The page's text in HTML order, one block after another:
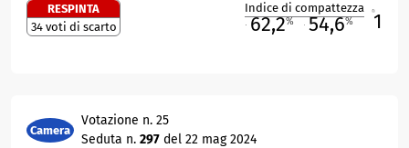
RESPINTA
34 voti di scarto
Indice di compattezza
62,2% 54,6% 1
Camera
Votazione n. 25
Seduta n. 297 del 22 mag 2024